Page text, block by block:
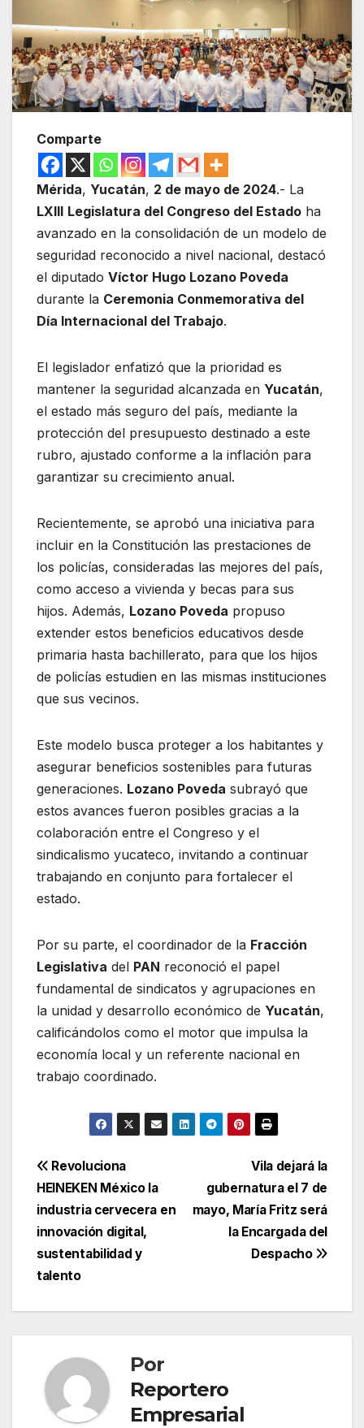
Comparte
Mérida, Yucatán, 2 de mayo de 2024.- La
LXIII Legislatura del Congreso del Estado ha
avanzado en la consolidación de un modelo de
seguridad reconocido a nivel nacional, destacó
el diputado Víctor Hugo Lozano Poveda
durante la Ceremonia Conmemorativa del
Día Internacional del Trabajo.
El legislador enfatizó que la prioridad es
mantener la seguridad alcanzada en Yucatán,
el estado más seguro del país, mediante la
protección del presupuesto destinado a este
rubro, ajustado conforme a la inflación para
garantizar su crecimiento anual.
Recientemente, se aprobó una iniciativa para
incluir en la Constitución las prestaciones de
los policías, consideradas las mejores del país,
como acceso a vivienda y becas para sus
hijos. Además, Lozano Poveda propuso
extender estos beneficios educativos desde
primaria hasta bachillerato, para que los hijos
de policías estudien en las mismas instituciones
que sus vecinos.
Este modelo busca proteger a los habitantes y
asegurar beneficios sostenibles para futuras
generaciones. Lozano Poveda subrayó que
estos avances fueron posibles gracias a la
colaboración entre el Congreso y el
sindicalismo yucateco, invitando a continuar
trabajando en conjunto para fortalecer el
estado.
Por su parte, el coordinador de la Fracción
Legislativa del PAN reconoció el papel
fundamental de sindicatos y agrupaciones en
la unidad y desarrollo económico de Yucatán,
calificándolos como el motor que impulsa la
economía local y un referente nacional en
trabajo coordinado.
Navegación
de
entradas
Vila dejará la
gubernatura el 7 de
mayo, María Fritz será
la Encargada del
Despacho
Revoluciona
HEINEKEN México la
industria cervecera en
innovación digital,
sustentabilidad y
talento
Por
Reportero
Empresarial